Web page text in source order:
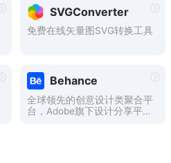
SVGConverter
免费在线矢量图SVG转换工具
Behance
全球领先的创意设计类聚合平
台，Adobe旗下设计分享平